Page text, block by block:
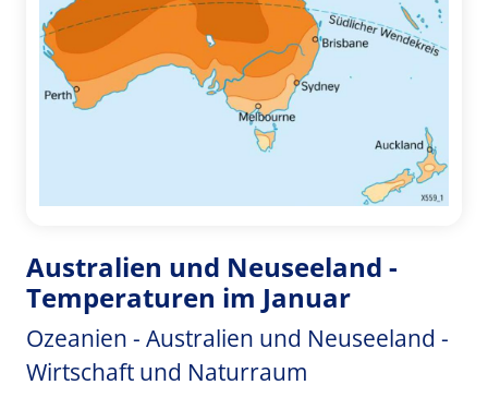
Australien und Neuseeland -
Temperaturen im Januar
Ozeanien - Australien und Neuseeland -
Wirtschaft und Naturraum